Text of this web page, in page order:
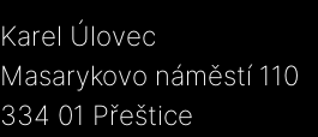
Karel Úlovec
Masarykovo náměstí 110
334 01 Přeštice